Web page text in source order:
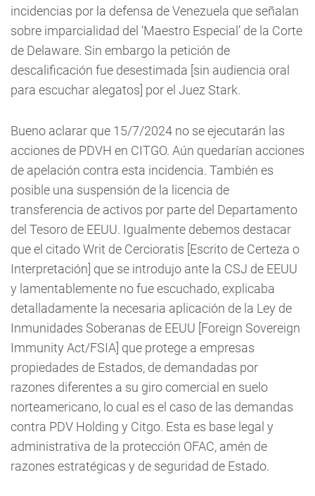
incidencias por la defensa de Venezuela que señalan
sobre imparcialidad del ‘Maestro Especial’ de la Corte
de Delaware. Sin embargo la petición de
descalificación fue desestimada [sin audiencia oral
para escuchar alegatos] por el Juez Stark.
Bueno aclarar que 15/7/2024 no se ejecutarán las
acciones de PDVH en CITGO. Aún quedarían acciones
de apelación contra esta incidencia. También es
posible una suspensión de la licencia de
transferencia de activos por parte del Departamento
del Tesoro de EEUU. Igualmente debemos destacar
que el citado Writ de Cercioratis [Escrito de Certeza o
Interpretación] que se introdujo ante la CSJ de EEUU
y lamentablemente no fue escuchado, explicaba
detalladamente la necesaria aplicación de la Ley de
Inmunidades Soberanas de EEUU [Foreign Sovereign
Immunity Act/FSIA] que protege a empresas
propiedades de Estados, de demandadas por
razones diferentes a su giro comercial en suelo
norteamericano, lo cual es el caso de las demandas
contra PDV Holding y Citgo. Esta es base legal y
administrativa de la protección OFAC, amén de
razones estratégicas y de seguridad de Estado.